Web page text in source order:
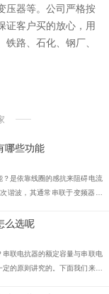
压器等。公司严格按
证客户买的放心，用
路、石化、钢厂、
哪些功能
是依靠线圈的感抗来阻碍电流
谐波，其通常串联于变频器进
么选呢
联电抗器的额定容量与串联电
的原则讲究的。下面我们来具